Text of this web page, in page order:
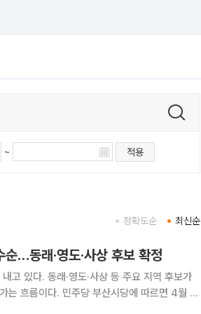
~ 적용
최신순
정확도순
…동래·영도·사상 후보 확정
고 있다. 동래·영도·사상 등 주요 지역 후보가
당에 따르면 4월 10